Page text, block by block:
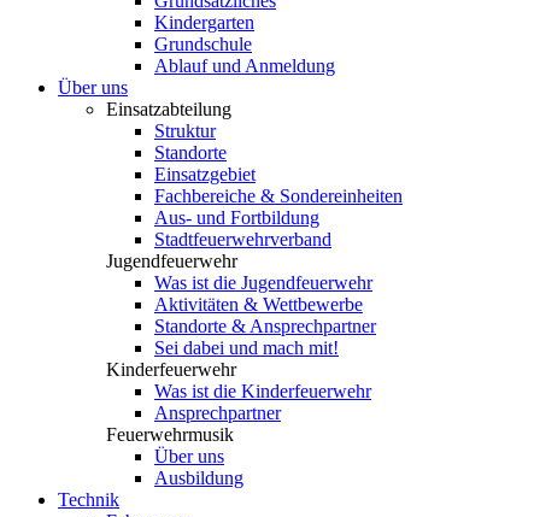
Kindergarten
Grundschule
Ablauf und Anmeldung
Über uns
Einsatzabteilung
Struktur
Standorte
Einsatzgebiet
Fachbereiche & Sondereinheiten
Aus- und Fortbildung
Stadtfeuerwehrverband
Jugendfeuerwehr
Was ist die Jugendfeuerwehr
Aktivitäten & Wettbewerbe
Standorte & Ansprechpartner
Sei dabei und mach mit!
Kinderfeuerwehr
Was ist die Kinderfeuerwehr
Ansprechpartner
Feuerwehrmusik
Über uns
Ausbildung
Technik